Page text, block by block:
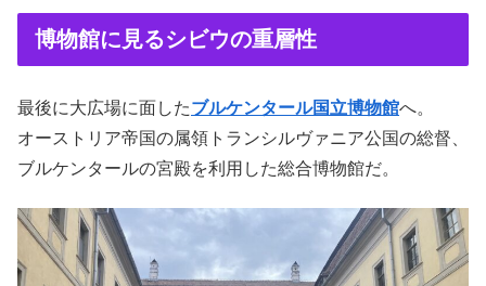
博物館に見るシビウの重層性
最後に大広場に面したブルケンタール国立博物館へ。
オーストリア帝国の属領トランシルヴァニア公国の総督、
ブルケンタールの宮殿を利用した総合博物館だ。